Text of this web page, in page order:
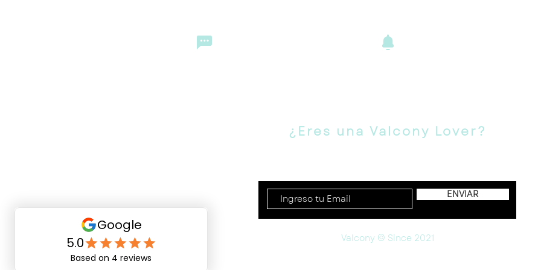
¿Eres una Valcony Lover?
ENVIAR
Valcony © Since 2021